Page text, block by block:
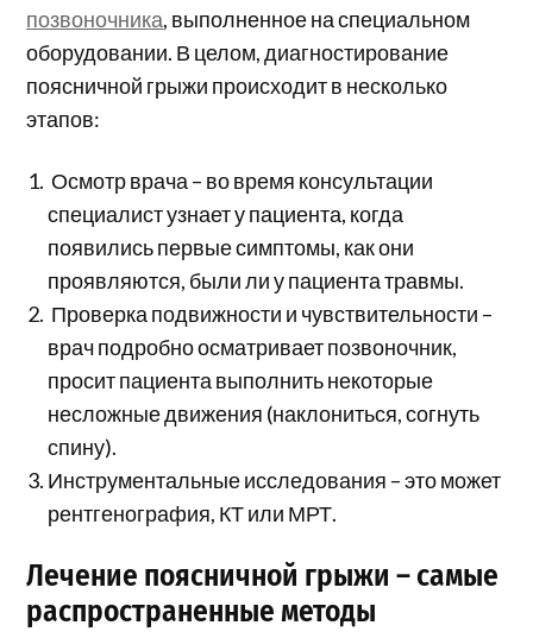
позвоночника, выполненное на специальном
оборудовании. В целом, диагностирование
поясничной грыжи происходит в несколько
этапов:
Осмотр врача – во время консультации
специалист узнает у пациента, когда
появились первые симптомы, как они
проявляются, были ли у пациента травмы.
Проверка подвижности и чувствительности –
врач подробно осматривает позвоночник,
просит пациента выполнить некоторые
несложные движения (наклониться, согнуть
спину).
Инструментальные исследования – это может
рентгенография, КТ или МРТ.
Лечение поясничной грыжи – самые
распространенные методы